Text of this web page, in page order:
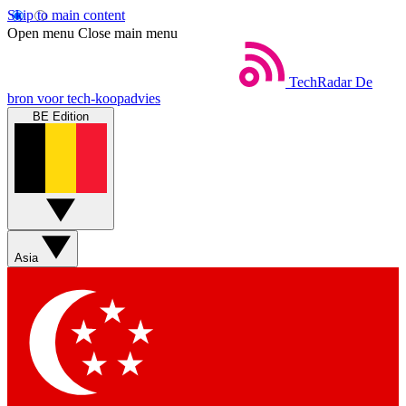
Skip to main content
Open menu Close main menu
TechRadar De
bron voor tech-koopadvies
BE Edition
Asia